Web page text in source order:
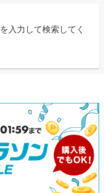
入力して検索してく